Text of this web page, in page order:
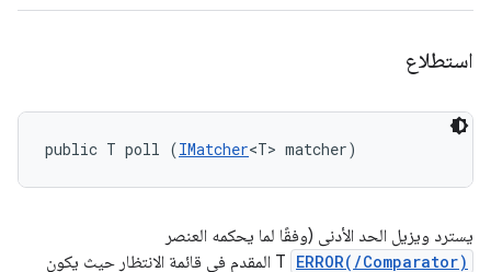
استطلاع
public T poll (IMatcher<T> matcher)
يسترد ويزيل الحد الأدنى (وفقًا لما يحكمه العنصر
ERROR(/Comparator)